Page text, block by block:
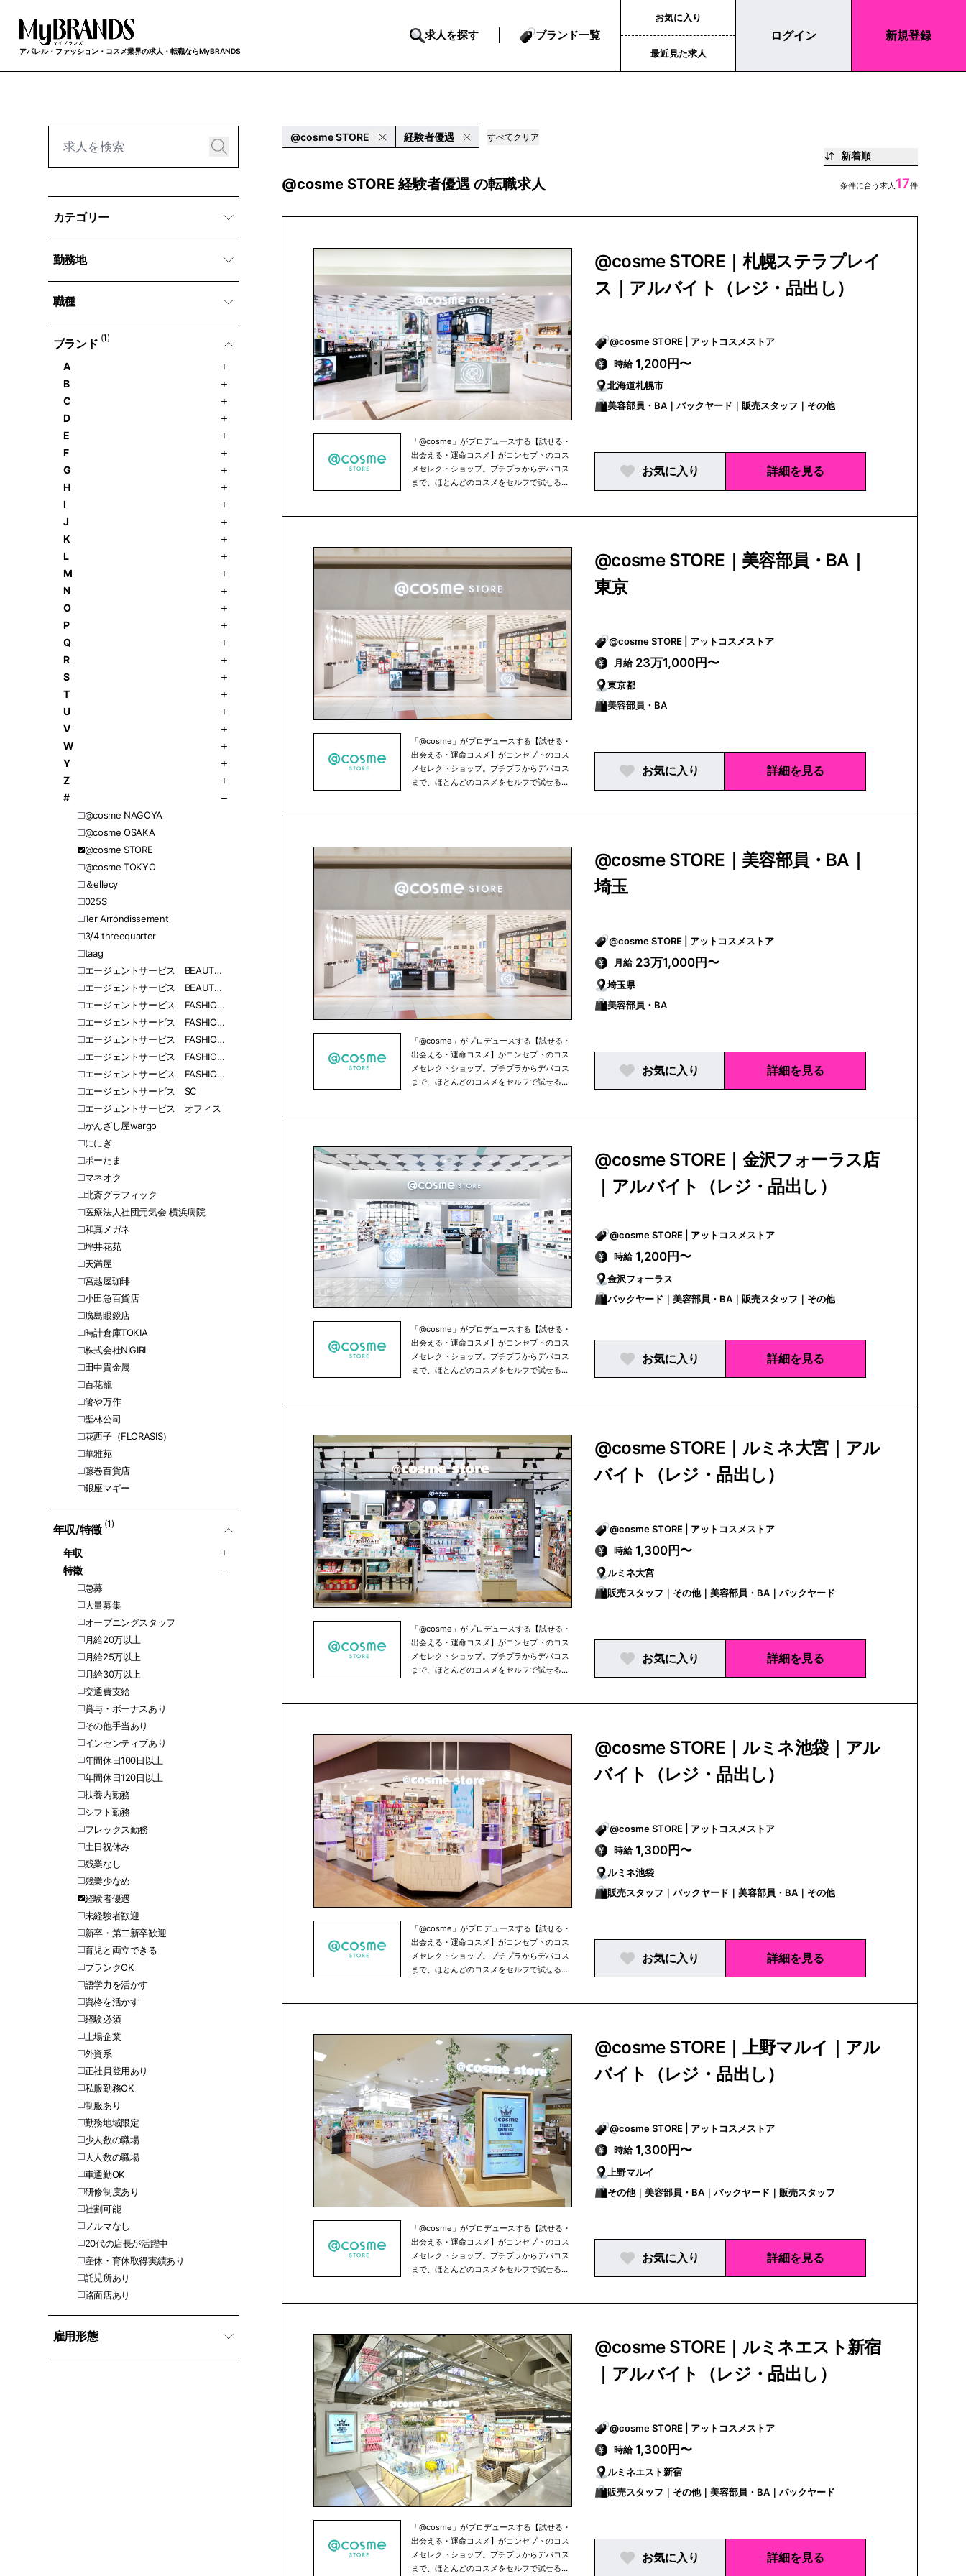
アパレル・ファッション・コスメ業界の求人・転職ならMyBRANDS
求人を探す ブランド一覧
お気に入り
最近見た求人
ログイン 新規登録
カテゴリー
勤務地
職種
ブランド (1)
A
B
C
D
E
F
G
H
I
J
K
L
M
N
O
P
Q
R
S
T
U
V
W
Y
Z
#
@cosme NAGOYA
@cosme OSAKA
@cosme STORE
@cosme TOKYO
＆ellecy
025S
1er Arrondissement
3/4 threequarter
​​taag
エージェントサービス BEAUTY 東日本
エージェントサービス BEAUTY 西日本
エージェントサービス FASHION 北海道
エージェントサービス FASHION 愛知
エージェントサービス FASHION 福岡
エージェントサービス FASHION 関東
エージェントサービス FASHION 関西
エージェントサービス SC
エージェントサービス オフィス
かんざし屋wargo
ににぎ
ポーたま
マネオク
北斎グラフィック
医療法人社団元気会 横浜病院
和真メガネ
坪井花苑
天満屋
宮越屋珈琲
小田急百貨店
廣島眼鏡店
時計倉庫TOKIA
株式会社NIGIRI
田中貴金属
百花籠
箸や万作
聖林公司
花西子（FLORASIS）
華雅苑
藤巻百貨店
銀座マギー
年収/特徵 (1)
年収
特徵
急募
大量募集
オープニングスタッフ
月給20万以上
月給25万以上
月給30万以上
交通費支給
賞与・ボーナスあり
その他手当あり
インセンティブあり
年間休日100日以上
年間休日120日以上
扶養内勤務
シフト勤務
フレックス勤務
土日祝休み
残業なし
残業少なめ
経験者優遇
未経験者歓迎
新卒・第二新卒歓迎
育児と両立できる
ブランクOK
語学力を活かす
資格を活かす
経験必須
上場企業
外資系
正社員登用あり
私服勤務OK
制服あり
勤務地域限定
少人数の職場
大人数の職場
車通勤OK
研修制度あり
社割可能
ノルマなし
20代の店長が活躍中
産休・育休取得実績あり
託児所あり
路面店あり
雇用形態
@cosme STORE 経験者優遇 すべてクリア
新着順
@cosme STORE 経験者優遇 の転職求人 条件に合う求人 17件
「@cosme」がプロデュースする【試せる・
出会える・運命コスメ】がコンセプトのコス
メセレクトショップ。プチプラからデパコス
まで、ほとんどのコスメをセルフで試せるほ
@cosme STORE｜札幌ステラプレイ
ス｜アルバイト（レジ・品出し）
@cosme STORE | アットコスメストア
時給 1,200円〜
北海道札幌市
美容部員・BA｜バックヤード｜販売スタッフ｜その他
お気に入り 詳細を見る
「@cosme」がプロデュースする【試せる・
出会える・運命コスメ】がコンセプトのコス
メセレクトショップ。プチプラからデパコス
まで、ほとんどのコスメをセルフで試せるほ
@cosme STORE｜美容部員・BA｜
東京
@cosme STORE | アットコスメストア
月給 23万1,000円〜
東京都
美容部員・BA
お気に入り 詳細を見る
「@cosme」がプロデュースする【試せる・
出会える・運命コスメ】がコンセプトのコス
メセレクトショップ。プチプラからデパコス
まで、ほとんどのコスメをセルフで試せるほ
@cosme STORE｜美容部員・BA｜
埼玉
@cosme STORE | アットコスメストア
月給 23万1,000円〜
埼玉県
美容部員・BA
お気に入り 詳細を見る
「@cosme」がプロデュースする【試せる・
出会える・運命コスメ】がコンセプトのコス
メセレクトショップ。プチプラからデパコス
まで、ほとんどのコスメをセルフで試せるほ
@cosme STORE｜金沢フォーラス店
｜アルバイト（レジ・品出し）
@cosme STORE | アットコスメストア
時給 1,200円〜
金沢フォーラス
バックヤード｜美容部員・BA｜販売スタッフ｜その他
お気に入り 詳細を見る
「@cosme」がプロデュースする【試せる・
出会える・運命コスメ】がコンセプトのコス
メセレクトショップ。プチプラからデパコス
まで、ほとんどのコスメをセルフで試せるほ
@cosme STORE｜ルミネ大宮｜アル
バイト（レジ・品出し）
@cosme STORE | アットコスメストア
時給 1,300円〜
ルミネ大宮
販売スタッフ｜その他｜美容部員・BA｜バックヤード
お気に入り 詳細を見る
「@cosme」がプロデュースする【試せる・
出会える・運命コスメ】がコンセプトのコス
メセレクトショップ。プチプラからデパコス
まで、ほとんどのコスメをセルフで試せるほ
@cosme STORE｜ルミネ池袋｜アル
バイト（レジ・品出し）
@cosme STORE | アットコスメストア
時給 1,300円〜
ルミネ池袋
販売スタッフ｜バックヤード｜美容部員・BA｜その他
お気に入り 詳細を見る
「@cosme」がプロデュースする【試せる・
出会える・運命コスメ】がコンセプトのコス
メセレクトショップ。プチプラからデパコス
まで、ほとんどのコスメをセルフで試せるほ
@cosme STORE｜上野マルイ｜アル
バイト（レジ・品出し）
@cosme STORE | アットコスメストア
時給 1,300円〜
上野マルイ
その他｜美容部員・BA｜バックヤード｜販売スタッフ
お気に入り 詳細を見る
「@cosme」がプロデュースする【試せる・
出会える・運命コスメ】がコンセプトのコス
メセレクトショップ。プチプラからデパコス
まで、ほとんどのコスメをセルフで試せるほ
@cosme STORE｜ルミネエスト新宿
｜アルバイト（レジ・品出し）
@cosme STORE | アットコスメストア
時給 1,300円〜
ルミネエスト新宿
販売スタッフ｜その他｜美容部員・BA｜バックヤード
お気に入り 詳細を見る